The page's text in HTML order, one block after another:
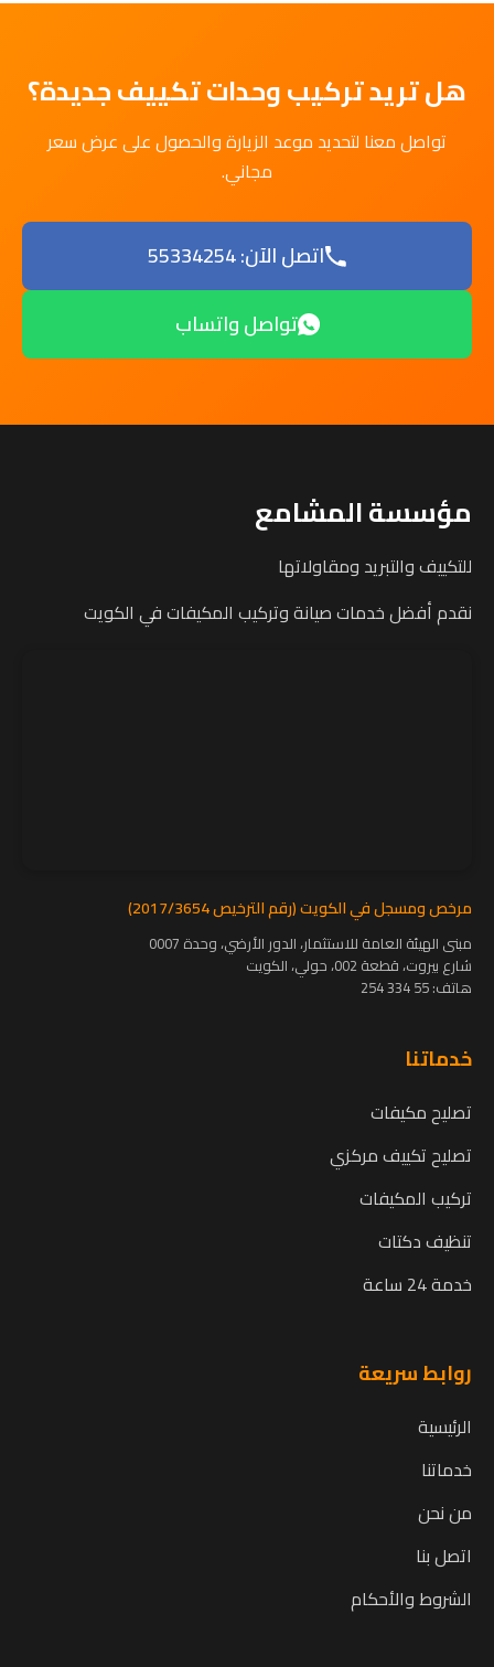
هل تريد تركيب وحدات تكييف جديدة؟
تواصل معنا لتحديد موعد الزيارة والحصول على عرض سعر
مجاني.
اتصل الآن: 55334254
تواصل واتساب
مؤسسة المشامع
للتكييف والتبريد ومقاولاتها
نقدم أفضل خدمات صيانة وتركيب المكيفات في الكويت
مرخص ومسجل في الكويت (رقم الترخيص 2017/3654)
مبنى الهيئة العامة للاستثمار، الدور الأرضي، وحدة 0007
شارع بيروت، قطعة 002، حولي، الكويت
هاتف:55 334 254
خدماتنا
تصليح مكيفات
تصليح تكييف مركزي
تركيب المكيفات
تنظيف دكتات
خدمة 24 ساعة
روابط سريعة
الرئيسية
خدماتنا
من نحن
اتصل بنا
الشروط والأحكام